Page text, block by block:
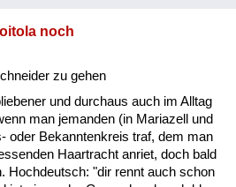
noch
zu gehen
und durchaus auch im Alltag
man jemanden (in Mariazell und
oder Bekanntenkreis traf, dem man
Haartracht anriet, doch bald
Hochdeutsch: "dir rennt auch schon